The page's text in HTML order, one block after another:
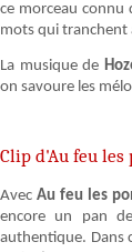
ce morceau connu
mots qui tranchent
La musique de
on savoure les
Clip d'Au feu les
Avec Au feu les
encore un pan
authentique. Dans